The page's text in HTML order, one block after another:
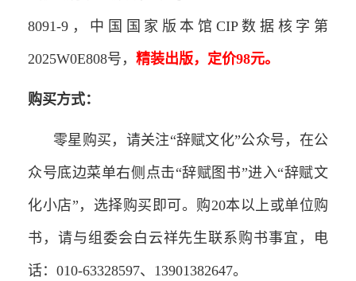
8091-9，中国国家版本馆CIP数据核字第
2025W0E808号， 精装出版，定价98元。
购买方式：
零星购买，请关注“辞赋文化”公众号，在公
众号底边菜单右侧点击“辞赋图书”进入“辞赋文
化小店”，选择购买即可。购20本以上或单位购
书，请与组委会白云祥先生联系购书事宜，电
话：010-63328597、13901382647。